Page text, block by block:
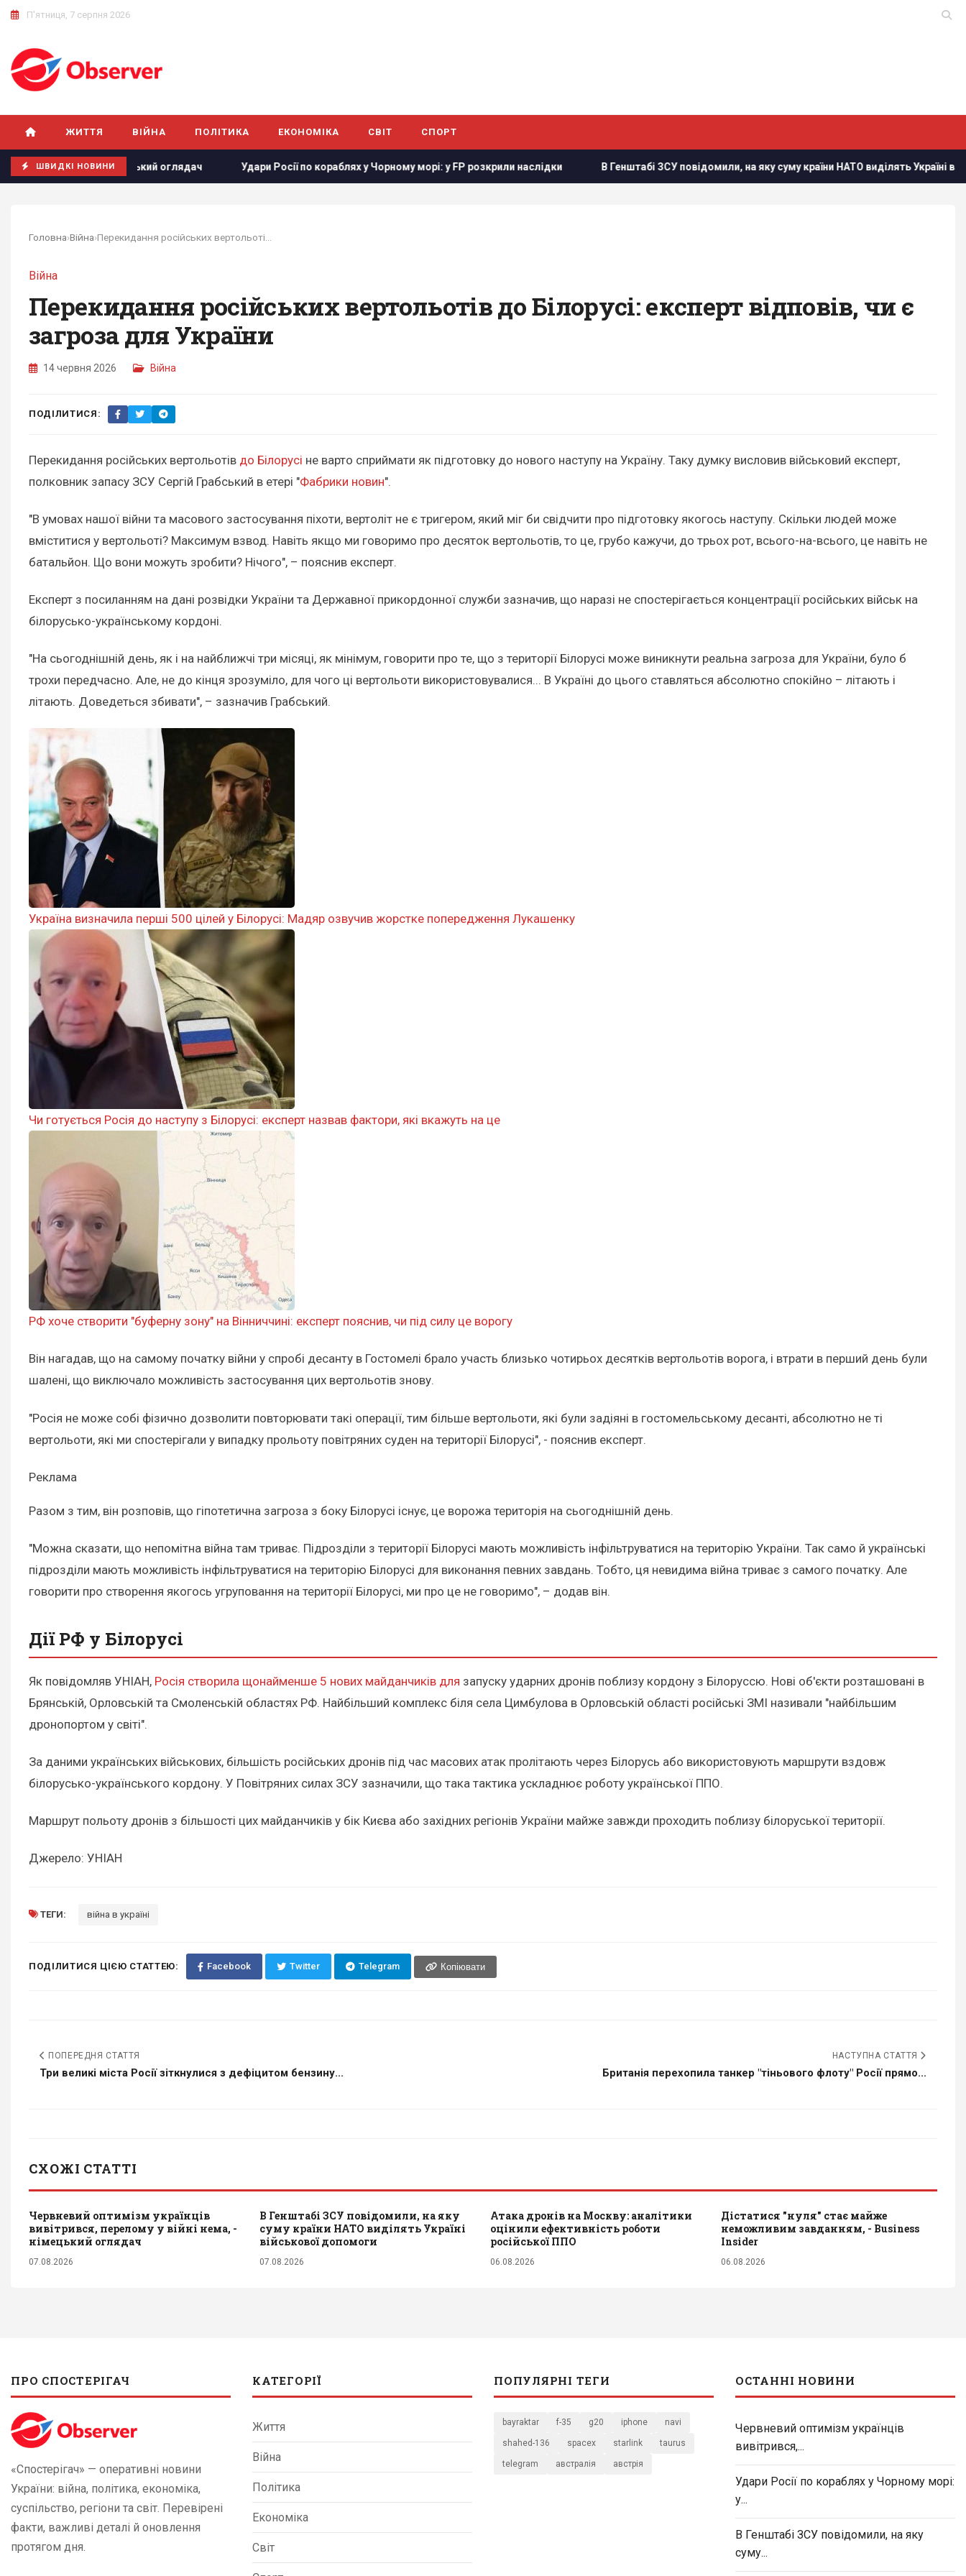
П'ятниця, 7 серпня 2026
ЖИТТЯ ВІЙНА ПОЛІТИКА ЕКОНОМІКА СВІТ СПОРТ
ШВИДКІ НОВИНИ
- німецький оглядач Удари Росії по кораблях у Чорному морі: у FP розкрили наслідки В Генштабі ЗСУ повідомили, на яку суму країни НАТО виділять Україні військової
Головна›Війна›
Війна
Перекидання російських вертольотів до Білорусі: експерт відповів, чи є
загроза для України
14 червня 2026 Війна
ПОДІЛИТИСЯ:
Перекидання російських вертольотів до Білорусі не варто сприймати як підготовку до нового наступу на Україну. Таку думку висловив військовий експерт,
полковник запасу ЗСУ Сергій Грабський в етері "Фабрики новин".
"В умовах нашої війни та масового застосування піхоти, вертоліт не є тригером, який міг би свідчити про підготовку якогось наступу. Скільки людей може
вміститися у вертольоті? Максимум взвод. Навіть якщо ми говоримо про десяток вертольотів, то це, грубо кажучи, до трьох рот, всього-на-всього, це навіть не
батальйон. Що вони можуть зробити? Нічого", – пояснив експерт.
Експерт з посиланням на дані розвідки України та Державної прикордонної служби зазначив, що наразі не спостерігається концентрації російських військ на
білорусько-українському кордоні.
"На сьогоднішній день, як і на найближчі три місяці, як мінімум, говорити про те, що з території Білорусі може виникнути реальна загроза для України, було б
трохи передчасно. Але, не до кінця зрозуміло, для чого ці вертольоти використовувалися... В Україні до цього ставляться абсолютно спокійно – літають і
літають. Доведеться збивати", – зазначив Грабський.
Україна визначила перші 500 цілей у Білорусі: Мадяр озвучив жорстке попередження Лукашенку
Чи готується Росія до наступу з Білорусі: експерт назвав фактори, які вкажуть на це
РФ хоче створити "буферну зону" на Вінниччині: експерт пояснив, чи під силу це ворогу
Він нагадав, що на самому початку війни у спробі десанту в Гостомелі брало участь близько чотирьох десятків вертольотів ворога, і втрати в перший день були
шалені, що виключало можливість застосування цих вертольотів знову.
"Росія не може собі фізично дозволити повторювати такі операції, тим більше вертольоти, які були задіяні в гостомельському десанті, абсолютно не ті
вертольоти, які ми спостерігали у випадку прольоту повітряних суден на території Білорусі", - пояснив експерт.
Реклама
Разом з тим, він розповів, що гіпотетична загроза з боку Білорусі існує, це ворожа територія на сьогоднішній день.
"Можна сказати, що непомітна війна там триває. Підрозділи з території Білорусі мають можливість інфільтруватися на територію України. Так само й українські
підрозділи мають можливість інфільтруватися на територію Білорусі для виконання певних завдань. Тобто, ця невидима війна триває з самого початку. Але
говорити про створення якогось угруповання на території Білорусі, ми про це не говоримо", – додав він.
Дії РФ у Білорусі
Як повідомляв УНІАН, Росія створила щонайменше 5 нових майданчиків для запуску ударних дронів поблизу кордону з Білоруссю. Нові об'єкти розташовані в
Брянській, Орловській та Смоленській областях РФ. Найбільший комплекс біля села Цимбулова в Орловській області російські ЗМІ називали "найбільшим
дронопортом у світі".
За даними українських військових, більшість російських дронів під час масових атак пролітають через Білорусь або використовують маршрути вздовж
білорусько-українського кордону. У Повітряних силах ЗСУ зазначили, що така тактика ускладнює роботу української ППО.
Маршрут польоту дронів з більшості цих майданчиків у бік Києва або західних регіонів України майже завжди проходить поблизу білоруської території.
Джерело: УНІАН
ТЕГИ: війна в україні
ПОДІЛИТИСЯ ЦІЄЮ СТАТТЕЮ: Facebook Twitter Telegram Копіювати
ПОПЕРЕДНЯ СТАТТЯ
Три великі міста Росії зіткнулися з дефіцитом бензину...
НАСТУПНА СТАТТЯ
Британія перехопила танкер "тіньового флоту" Росії прямо...
СХОЖІ СТАТТІ
Червневий оптимізм українців
вивітрився, перелому у війні нема, -
німецький оглядач
07.08.2026
В Генштабі ЗСУ повідомили, на яку
суму країни НАТО виділять Україні
військової допомоги
07.08.2026
Атака дронів на Москву: аналітики
оцінили ефективність роботи
російської ППО
06.08.2026
Дістатися "нуля" стає майже
неможливим завданням, - Business
Insider
06.08.2026
ПРО СПОСТЕРІГАЧ
«Спостерігач» — оперативні новини
України: війна, політика, економіка,
суспільство, регіони та світ. Перевірені
факти, важливі деталі й оновлення
протягом дня.
КАТЕГОРІЇ
Життя
Війна
Політика
Економіка
Світ
ПОПУЛЯРНІ ТЕГИ
bayraktar f-35 g20 iphone navi
shahed-136 spacex starlink taurus
telegram австралія австрія
ОСТАННІ НОВИНИ
Червневий оптимізм українців
вивітрився,...
Удари Росії по кораблях у Чорному морі:
у...
В Генштабі ЗСУ повідомили, на яку
суму...